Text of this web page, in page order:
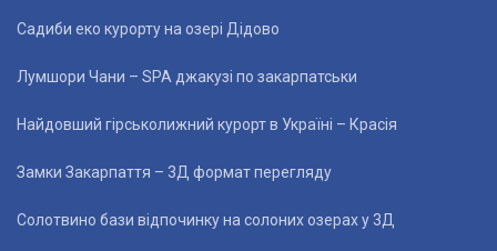
Садиби еко курорту на озері Дідово
Лумшори Чани – SPA джакузі по закарпатськи
Найдовший гірськолижний курорт в Україні – Красія
Замки Закарпаття – 3Д формат перегляду
Солотвино бази відпочинку на солоних озерах у 3Д